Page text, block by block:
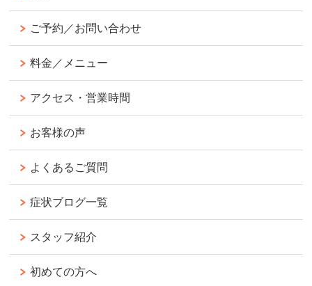
ご予約／お問い合わせ
料金／メニュー
アクセス・営業時間
お客様の声
よくあるご質問
症状ブログ一覧
スタッフ紹介
初めての方へ